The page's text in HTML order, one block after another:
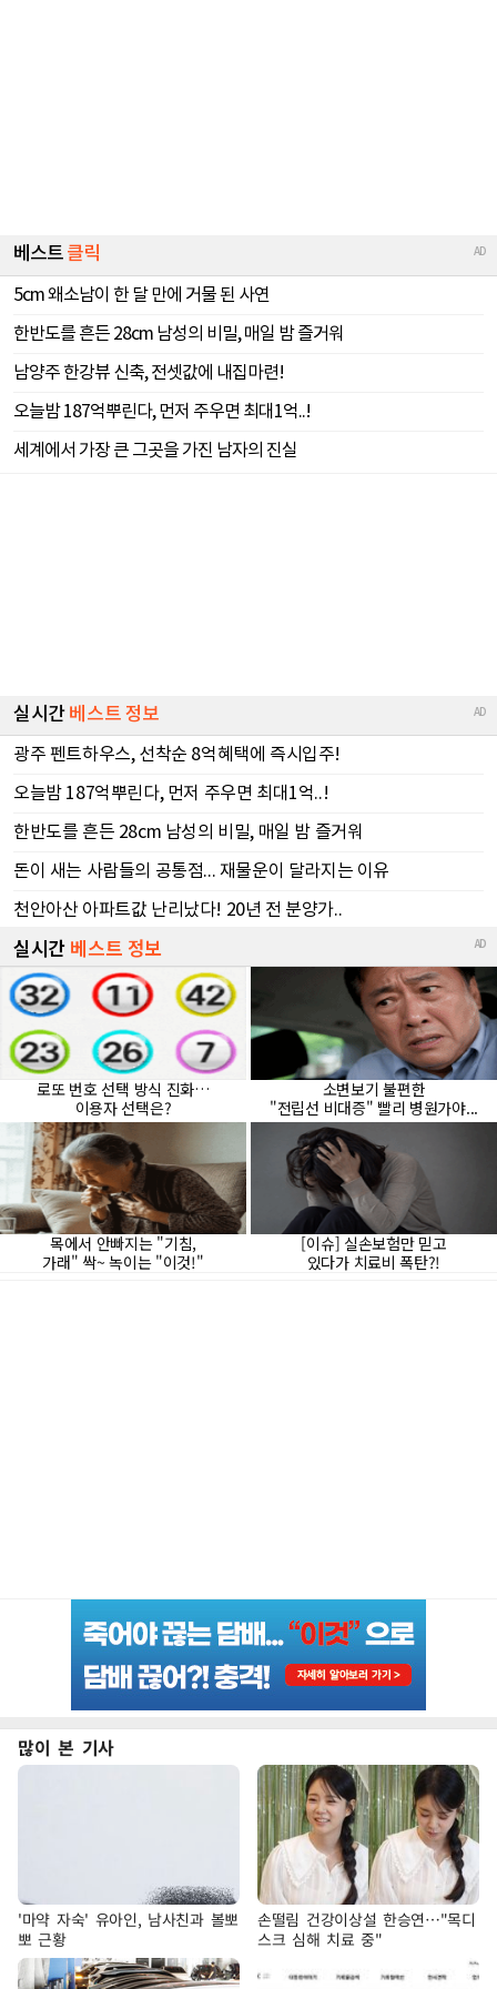
많이 본 기사
'마약 자숙' 유아인, 남사친과 볼뽀
뽀 근황
손떨림 건강이상설 한승연…"목디
스크 심해 치료 중"